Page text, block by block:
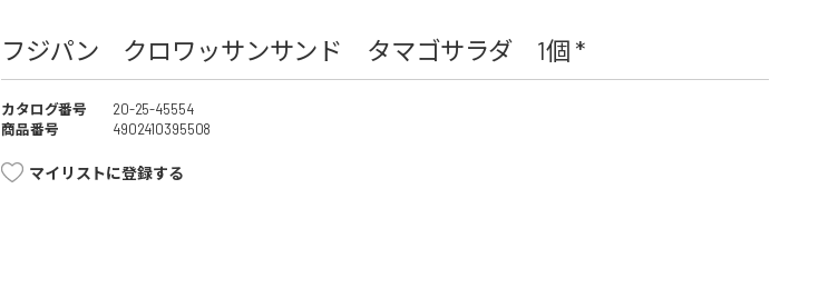
フジパン クロワッサンサンド タマゴサラダ 1個 *
カタログ番号
20-25-45554
商品番号
4902410395508
マイリストに登録する